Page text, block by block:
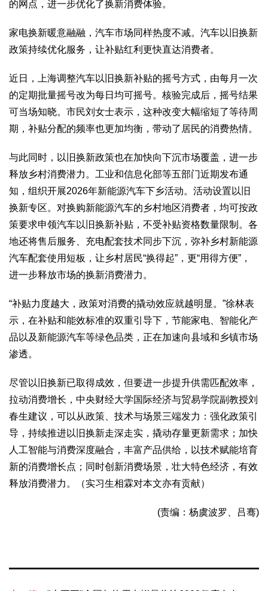
信息
在线期刊
关于我们
杂志简介 杂志编委会 组织机构 联系我们 智慧中国动态
智慧城市
全景中国 智慧旅游 智慧教育 智慧医疗
智慧交通
智慧环保
智慧会客厅 县域经济 城乡建设 乡村振兴
康养
工作动态 康养思语 明星老人 项目介绍
县域经济
成果展示
政策发布 视频播报 工程案例
康养智库
的网点，进一步优化了换新消费体验。
家电换新暖意融融，汽车市场同样热度不减。汽车以旧换新
政策持续优化服务，让补贴红利更快直达消费者。
近日，上海调整汽车以旧换新补贴的摇号方式，由每月一次
的定期批量摇号改为每日均可摇号。核验完成后，摇号结果
可当场知晓。市民刘女士表示，这种改变大幅缩短了等待周
期，补贴分配的频率也更加均衡，带动了居民的消费热情。
与此同时，以旧换新政策也在加快向下沉市场覆盖，进一步
释放乡村消费潜力。工业和信息化部等五部门近期发布通
知，组织开展2026年新能源汽车下乡活动。活动设置以旧
换新专区。对换购新能源汽车的乡村地区消费者，均可按政
策要求申领汽车以旧换新补贴，不受补贴资格数量限制。各
地还将售后服务、充电配套技术同步下沉，弥补乡村新能源
汽车配套使用短板，让乡村居民“换得起”，更“用得方便”，
进一步释放市场的换新消费潜力。
“‌补贴力度越大，政策对消费的撬动效应就越明显‌。”徐林表
示，在补贴和能效标准的双重引导下，节能家电、智能化产
品以及新能源汽车等绿色品类，正在加速向县域和乡镇市场
渗透。
尽管以旧换新已取得成效，但要进一步提升供需匹配效率，
拉动消费增长，中央财经大学国际经济与贸易学院副教授刘
春生建议，可以从政策、技术与场景三端发力：强化政策引
导，持续推进以旧换新走深走实，撬动存量更新需求；加快
人工智能与消费深度融合，丰富产品供给，以技术赋能培育
新的消费增长点；同时创新消费场景，壮大特色经济，有效
释放消费潜力。（实习生相霖对本文亦有贡献）
(责编：杨虞波罗、吕骞)